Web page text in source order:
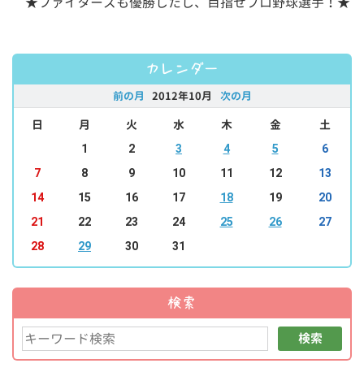
カレンダー
前の月 2012年10月 次の月
日 月 火 水 木 金 土
1 2 3 4 5
6
7
8 9 10 11 12
13
14
15 16 17 18 19
20
21
22 23 24 25 26
27
28
29 30 31
検索
検索